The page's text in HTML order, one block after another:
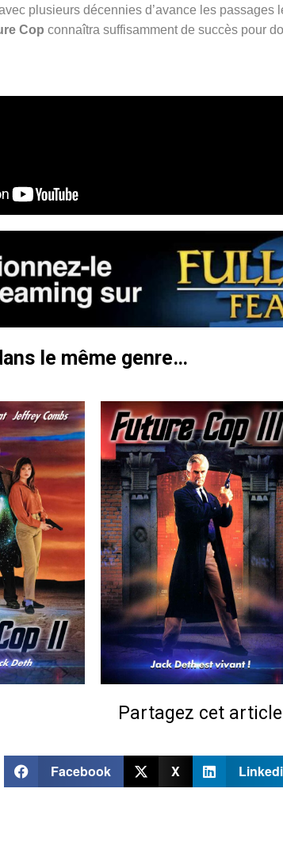
plusieurs décennies d’avance les passages
Cop connaîtra suffisamment de succès pour
le même genre…
Partagez cet article
Facebook X